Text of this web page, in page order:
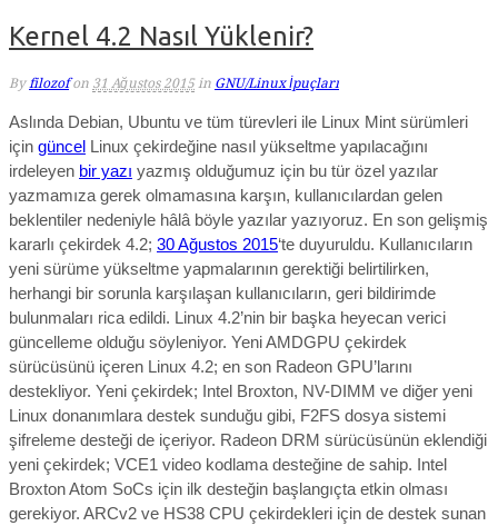
Kernel 4.2 Nasıl Yüklenir?
By filozof on 31 Ağustos 2015 in GNU/Linux İpuçları
Aslında Debian, Ubuntu ve tüm türevleri ile Linux Mint sürümleri
için güncel Linux çekirdeğine nasıl yükseltme yapılacağını
irdeleyen bir yazı yazmış olduğumuz için bu tür özel yazılar
yazmamıza gerek olmamasına karşın, kullanıcılardan gelen
beklentiler nedeniyle hâlâ böyle yazılar yazıyoruz. En son gelişmiş
kararlı çekirdek 4.2; 30 Ağustos 2015‘te duyuruldu. Kullanıcıların
yeni sürüme yükseltme yapmalarının gerektiği belirtilirken,
herhangi bir sorunla karşılaşan kullanıcıların, geri bildirimde
bulunmaları rica edildi. Linux 4.2’nin bir başka heyecan verici
güncelleme olduğu söyleniyor. Yeni AMDGPU çekirdek
sürücüsünü içeren Linux 4.2; en son Radeon GPU’larını
destekliyor. Yeni çekirdek; Intel Broxton, NV-DIMM ve diğer yeni
Linux donanımlara destek sunduğu gibi, F2FS dosya sistemi
şifreleme desteği de içeriyor. Radeon DRM sürücüsünün eklendiği
yeni çekirdek; VCE1 video kodlama desteğine de sahip. Intel
Broxton Atom SoCs için ilk desteğin başlangıçta etkin olması
gerekiyor. ARCv2 ve HS38 CPU çekirdekleri için de destek sunan